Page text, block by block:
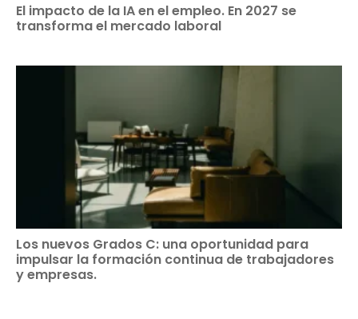
El impacto de la IA en el empleo. En 2027 se
transforma el mercado laboral
Los nuevos Grados C: una oportunidad para
impulsar la formación continua de trabajadores
y empresas.